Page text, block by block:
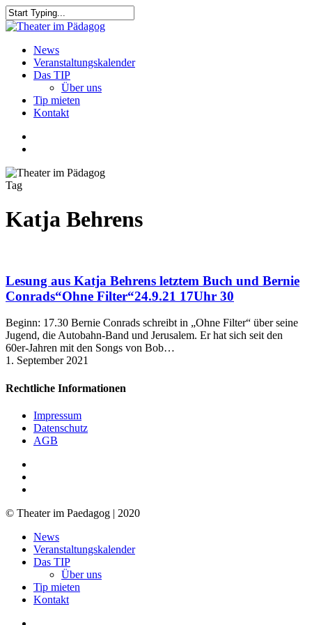
Skip
to
content
Close
search
Menu
News
Veranstaltungskalender
Das TIP
Über uns
Tip mieten
Kontakt
Tag
Katja Behrens
Lesung aus Katja Behrens letztem Buch und Bernie
Conrads“Ohne Filter“24.9.21 17Uhr 30
Beginn: 17.30 Bernie Conrads schreibt in „Ohne Filter“ über seine
Jugend, die Autobahn-Band und Jerusalem. Er hat sich seit den
60er-Jahren mit den Songs von Bob…
1. September 2021
Rechtliche Informationen
Impressum
Datenschutz
AGB
© Theater im Paedagog | 2020
Close
Menu
News
Veranstaltungskalender
Das TIP
Über uns
Tip mieten
Kontakt